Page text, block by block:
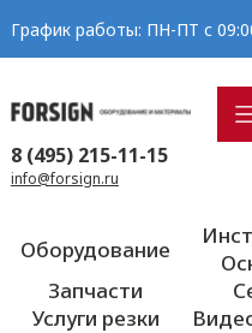
График работы: ПН-ПТ с
8 (495) 215-11-15
info@forsign.ru
Оборудование
Запчасти
Услуги резки